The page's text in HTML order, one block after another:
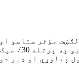
مؤثر ستاسو